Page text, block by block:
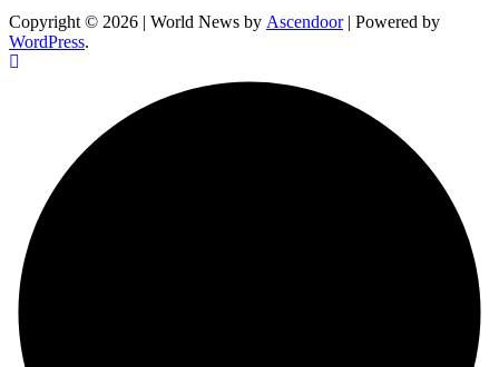
Copyright © 2026 | World News by Ascendoor| Powered by
WordPress.